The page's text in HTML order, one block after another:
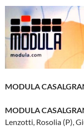
MODULA
MODULA
Lenzotti, Rosolia (P),